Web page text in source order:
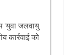
‘युवा जलवायु
कार्रवाई को